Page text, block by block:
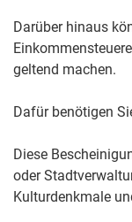
Darüber hinaus
geltend machen.
Dafür benötigen
Diese
oder
Kulturdenkmale